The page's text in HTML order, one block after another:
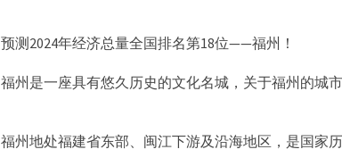
预测2024年经济总量全国排名第18位——福州！
福州是一座具有悠久历史的文化名城，关于福州的城
福州地处福建省东部、闽江下游及沿海地区，是国家